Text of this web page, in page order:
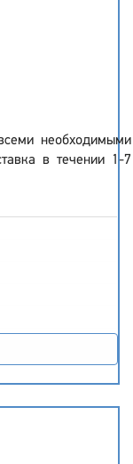
необходимыми
в течении 1-7